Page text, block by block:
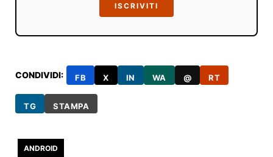
ISCRIVITI
CONDIVIDI: FB X IN WA @ RT
TG STAMPA
ANDROID